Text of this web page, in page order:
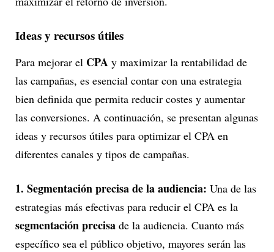
Ideas y recursos útiles
Para mejorar el CPA y maximizar la rentabilidad de
las campañas, es esencial contar con una estrategia
bien definida que permita reducir costes y aumentar
las conversiones. A continuación, se presentan algunas
ideas y recursos útiles para optimizar el CPA en
diferentes canales y tipos de campañas.
1. Segmentación precisa de la audiencia: Una de las
estrategias más efectivas para reducir el CPA es la
segmentación precisa de la audiencia. Cuanto más
específico sea el público objetivo, mayores serán las